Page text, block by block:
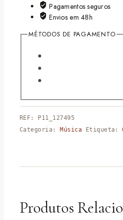
Pagamentos seguros
Envios em 48h
MÉTODOS DE PAGAMENTO
REF:
P11_127495
Categoria: Música Etiqueta:
Produtos